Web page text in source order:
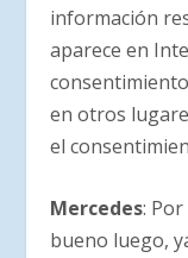
información
aparece en
en otros
el
Mercedes:
bueno luego,